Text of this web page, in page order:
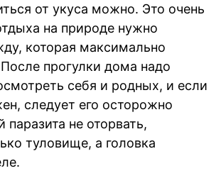
от укуса можно. Это очень
на природе нужно
которая максимально
прогулки дома надо
себя и родных, и если
следует его осторожно
паразита не оторвать,
туловище, а головка